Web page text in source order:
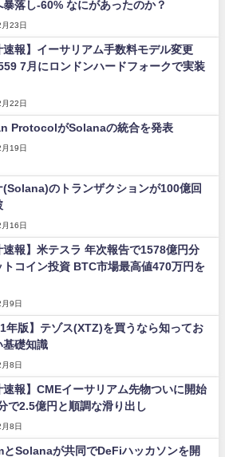
暴落し-60% なにがあったのか？
23日
速報】イーサリアム手数料モデル変更
7月にロンドンハードフォークで実装
22日
ProtocolがSolanaの統合を発表
19日
(Solana)のトランザクションが100億回
16日
速報】米テスラ 年次報告で1578億円分
トコイン投資 BTC市場最高値470万円を
9日
年版】テゾス(XTZ)を買うなら知ってお
基礎知識
8日
速報】CMEイーサリアム先物ついに開始
で2.5億円と順調な滑り出し
8日
とSolanaが共同でDeFiハッカソンを開